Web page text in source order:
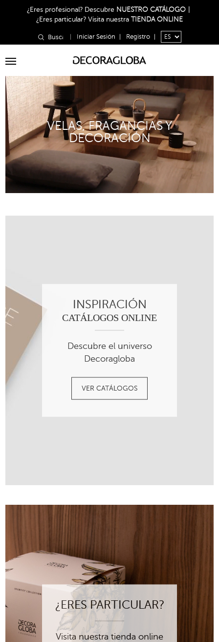
¿Eres profesional? Descubre NUESTRO CATÁLOGO
¿Eres particular? Visita nuestra TIENDA ONLINE
Iniciar Sesión Registro
Toggle
VELAS, FRAGANCIAS Y
DECORACIÓN
INSPIRACIÓN
CATÁLOGOS ONLINE
Descubre el universo
Decoragloba
VER CATÁLOGOS
¿ERES PARTICULAR?
Visita nuestra tienda online